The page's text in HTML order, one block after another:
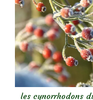
les cynorrhodons